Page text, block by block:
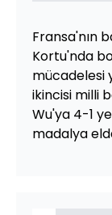
Fransa'nın
Kortu'nda
mücadelesi
ikincisi milli
Wu'ya 4-1
madalya